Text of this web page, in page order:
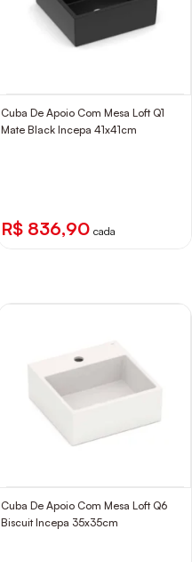
Cuba De Apoio Com Mesa Loft Q1
Mate Black Incepa 41x41cm
R$ 836,90 cada
Cuba De Apoio Com Mesa Loft Q6
Biscuit Incepa 35x35cm